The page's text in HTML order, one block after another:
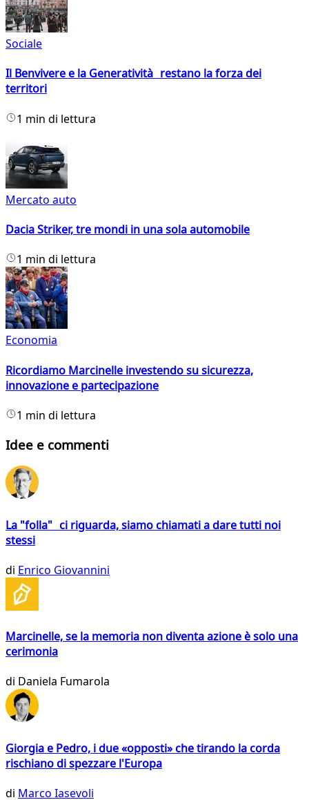
Sociale
Il Benvivere e la Generatività restano la forza dei
territori
1 min di lettura
Mercato auto
Dacia Striker, tre mondi in una sola automobile
1 min di lettura
Economia
Ricordiamo Marcinelle investendo su sicurezza,
innovazione e partecipazione
1 min di lettura
Idee e commenti
La "folla" ci riguarda, siamo chiamati a dare tutti noi
stessi
di Enrico Giovannini
Marcinelle, se la memoria non diventa azione è solo una
cerimonia
di Daniela Fumarola
Giorgia e Pedro, i due «opposti» che tirando la corda
rischiano di spezzare l'Europa
di Marco Iasevoli